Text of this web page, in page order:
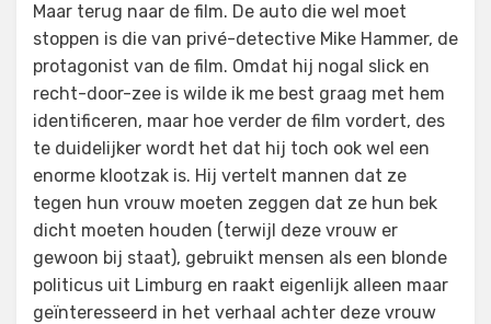
Maar terug naar de film. De auto die wel moet
stoppen is die van privé-detective Mike Hammer, de
protagonist van de film. Omdat hij nogal slick en
recht-door-zee is wilde ik me best graag met hem
identificeren, maar hoe verder de film vordert, des
te duidelijker wordt het dat hij toch ook wel een
enorme klootzak is. Hij vertelt mannen dat ze
tegen hun vrouw moeten zeggen dat ze hun bek
dicht moeten houden (terwijl deze vrouw er
gewoon bij staat), gebruikt mensen als een blonde
politicus uit Limburg en raakt eigenlijk alleen maar
geïnteresseerd in het verhaal achter deze vrouw